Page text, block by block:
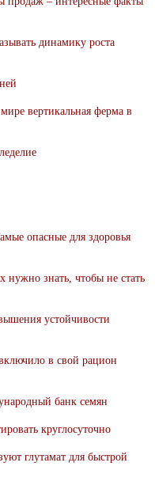
динамику роста
вертикальная ферма в
опасные для здоровья
нужно знать, чтобы не стать
устойчивости
в свой рацион
банк семян
круглосуточно
глутамат для быстрой